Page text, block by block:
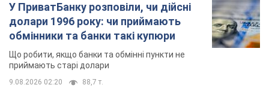
У ПриватБанку розповіли, чи дійсні
долари 1996 року: чи приймають
обмінники та банки такі купюри
Що робити, якщо банки та обмінні пункти не
приймають старі долари
9.08.2026 02:20 88,7 т.